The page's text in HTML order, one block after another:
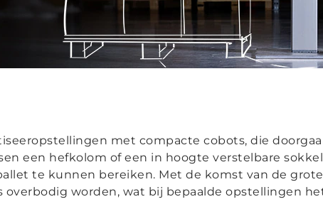
met compacte cobots, die
een hefkolom of een in hoogte verstelbare
te kunnen bereiken. Met de komst van de
overbodig worden, wat bij bepaalde opstellingen